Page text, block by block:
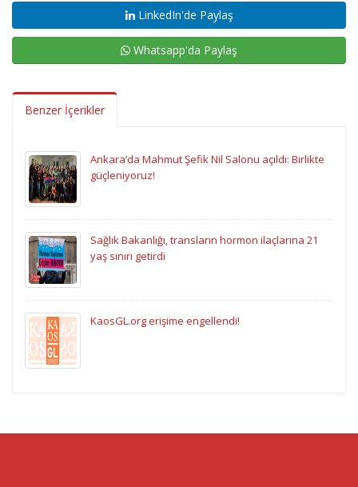
LinkedIn'de Paylaş
Whatsapp'da Paylaş
Benzer İçerikler
Ankara’da Mahmut Şefik Nil Salonu açıldı: Birlikte
güçleniyoruz!
Sağlık Bakanlığı, transların hormon ilaçlarına 21
yaş sınırı getirdi
KaosGL.org erişime engellendi!